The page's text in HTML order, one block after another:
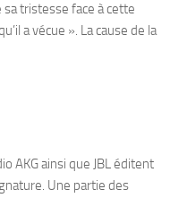
tristesse face à cette
a vécue ». La cause de la
AKG ainsi que JBL éditent
Une partie des